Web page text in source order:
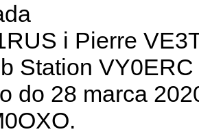
i Pierre
Station
do 28 marca